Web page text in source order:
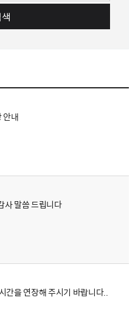
안내
사 말씀 드립니다
간을 연장해 주시기 바랍니다..